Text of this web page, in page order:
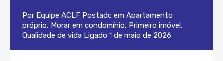
Por Equipe ACLF Postado em Apartamento
próprio, Morar em condomínio, Primeiro imóvel ,
Qualidade de vida Ligado 1 de maio de 2026